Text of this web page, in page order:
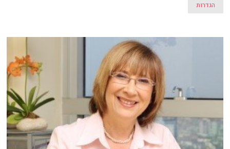
הגדרות